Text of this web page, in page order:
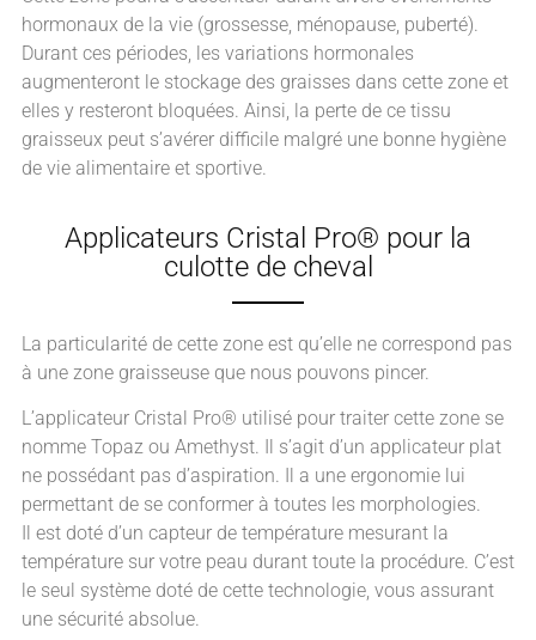
hormonaux de la vie (grossesse, ménopause, puberté).
Durant ces périodes, les variations hormonales
augmenteront le stockage des graisses dans cette zone et
elles y resteront bloquées. Ainsi, la perte de ce tissu
graisseux peut s’avérer difficile malgré une bonne hygiène
de vie alimentaire et sportive.
Applicateurs Cristal Pro® pour la
culotte de cheval
La particularité de cette zone est qu’elle ne correspond pas
à une zone graisseuse que nous pouvons pincer.
L’applicateur Cristal Pro® utilisé pour traiter cette zone se
nomme Topaz ou Amethyst. Il s’agit d’un applicateur plat
ne possédant pas d’aspiration. Il a une ergonomie lui
permettant de se conformer à toutes les morphologies.
Il est doté d’un capteur de température mesurant la
température sur votre peau durant toute la procédure. C’est
le seul système doté de cette technologie, vous assurant
une sécurité absolue.